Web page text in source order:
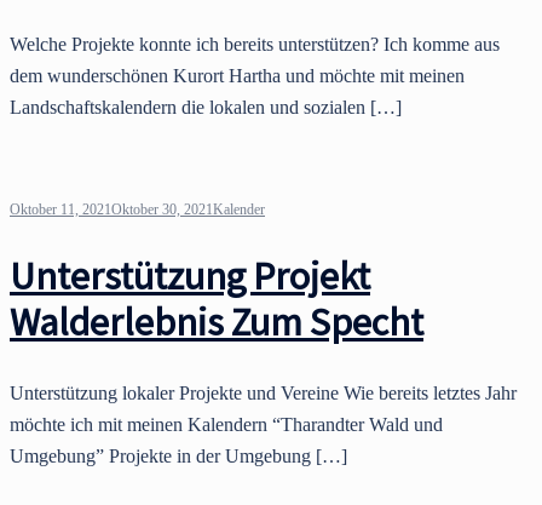
Welche Projekte konnte ich bereits unterstützen? Ich komme aus
dem wunderschönen Kurort Hartha und möchte mit meinen
Landschaftskalendern die lokalen und sozialen […]
Oktober 11, 2021Oktober 30, 2021Kalender
Unterstützung Projekt
Walderlebnis Zum Specht
Unterstützung lokaler Projekte und Vereine Wie bereits letztes Jahr
möchte ich mit meinen Kalendern “Tharandter Wald und
Umgebung” Projekte in der Umgebung […]